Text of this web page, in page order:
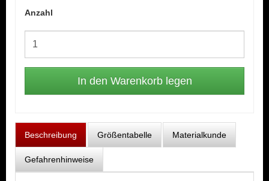
Anzahl
Beschreibung Größentabelle Materialkunde
Gefahrenhinweise